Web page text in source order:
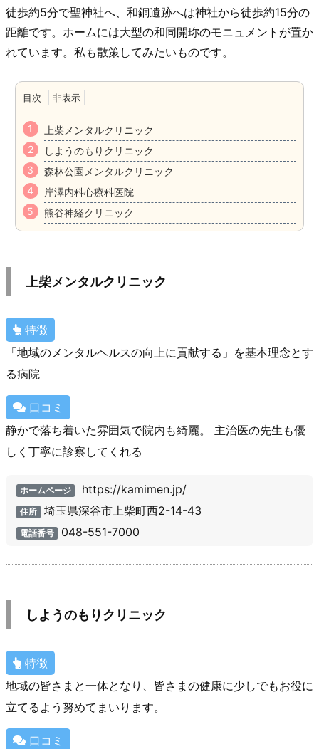
徒歩約5分で聖神社へ、和銅遺跡へは神社から徒歩約15分の
距離です。ホームには大型の和同開珎のモニュメントが置か
れています。私も散策してみたいものです。
目次
上柴メンタルクリニック
しようのもりクリニック
森林公園メンタルクリニック
岸澤内科心療科医院
熊谷神経クリニック
上柴メンタルクリニック
特徴
「地域のメンタルヘルスの向上に貢献する」を基本理念とす
る病院
口コミ
静かで落ち着いた雰囲気で院内も綺麗。 主治医の先生も優
しく丁寧に診察してくれる
ホームページ https://kamimen.jp/
住所 埼玉県深谷市上柴町西2-14-43
電話番号 048-551-7000
しようのもりクリニック
特徴
地域の皆さまと一体となり、皆さまの健康に少しでもお役に
立てるよう努めてまいります。
口コミ